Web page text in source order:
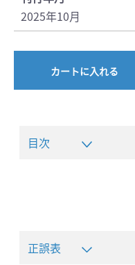
2025年10月
カートに入れる
目次
正誤表